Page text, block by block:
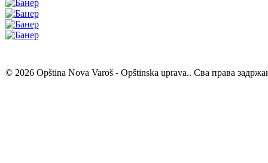
© 2026 Opština Nova Varoš - Opštinska uprava.. Сва права